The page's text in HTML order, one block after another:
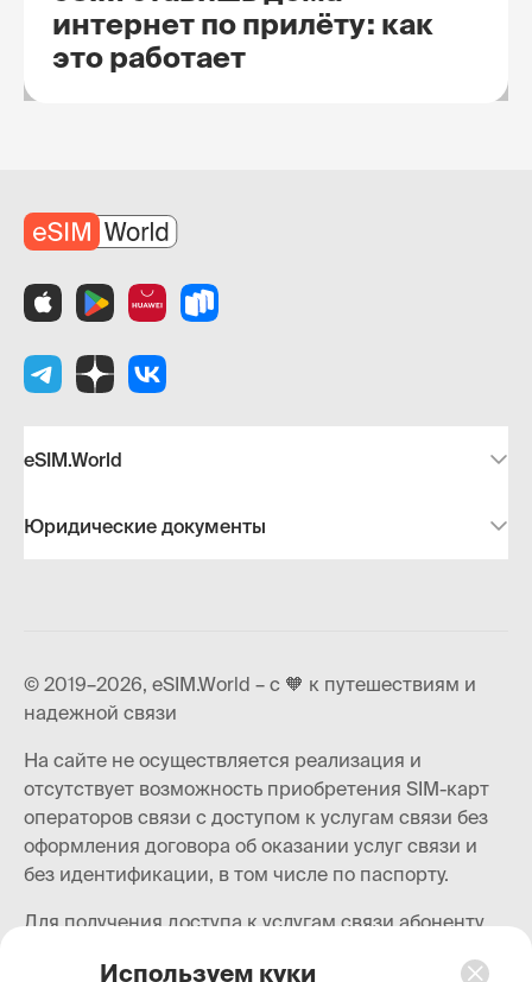
интернет по прилёту: как
это работает
eSIM.World
Юридические документы
© 2019–2026, eSIM.World – с 🧡 к путешествиям и
надежной связи
На сайте не осуществляется реализация и
отсутствует возможность приобретения SIM-карт
операторов связи с доступом к услугам связи без
оформления договора об оказании услуг связи и
без идентификации, в том числе по паспорту.
Для получения доступа к услугам связи абоненту
Используем куки